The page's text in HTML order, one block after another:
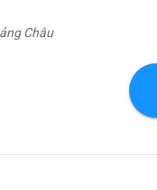
Châu